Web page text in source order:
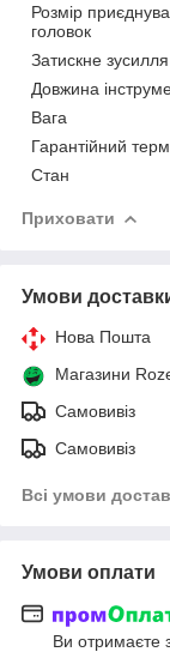
Розмір
головок
Затискне зусилля
Довжина
Вага
Гарантійний
Стан
Приховати
Умови
Нова Пошта
Магазини
Самовивіз
Самовивіз
Всі умови
Умови оплати
Ви отримаєте